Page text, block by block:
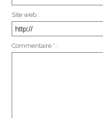
Site web :
Commentaire * :